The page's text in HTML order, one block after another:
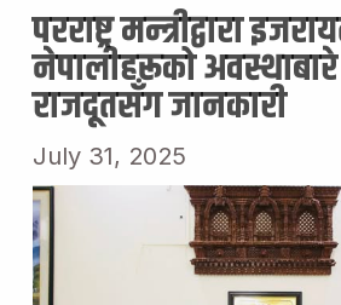
परराष्ट्र मन्त्रीद्वारा
नेपालीहरूको
राजदूतसँग जानकारी
July 31, 2025